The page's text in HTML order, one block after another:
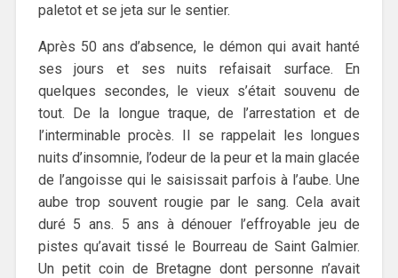
paletot et se jeta sur le sentier.
Après 50 ans d’absence, le démon qui avait hanté
ses jours et ses nuits refaisait surface. En
quelques secondes, le vieux s’était souvenu de
tout. De la longue traque, de l’arrestation et de
l’interminable procès. Il se rappelait les longues
nuits d’insomnie, l’odeur de la peur et la main glacée
de l’angoisse qui le saisissait parfois à l’aube. Une
aube trop souvent rougie par le sang. Cela avait
duré 5 ans. 5 ans à dénouer l’effroyable jeu de
pistes qu’avait tissé le Bourreau de Saint Galmier.
Un petit coin de Bretagne dont personne n’avait